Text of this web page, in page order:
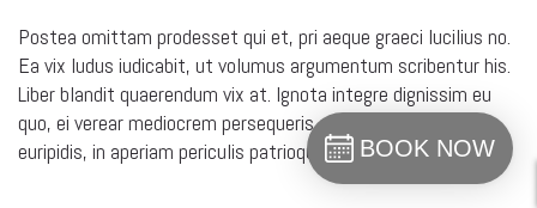
Postea omittam prodesset qui et, pri aeque graeci lucilius no.
Ea vix ludus iudicabit, ut volumus argumentum scribentur his.
Liber blandit quaerendum vix at. Ignota integre dignissim eu
quo, ei verear mediocrem persequeris sit. Vix ad virtute
euripidis, in aperiam periculis patrioque usu.BOOK NOW